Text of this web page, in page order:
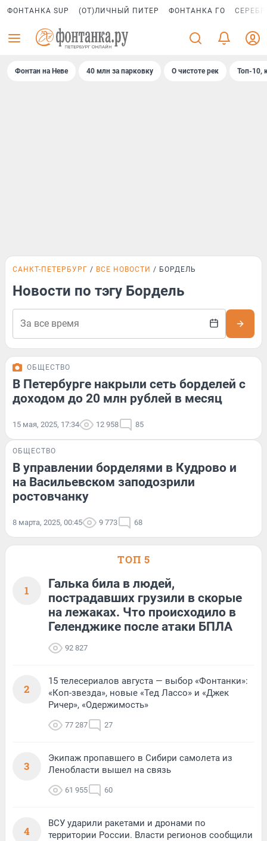
ФОНТАНКА SUP (ОТ)ЛИЧНЫЙ ПИТЕР ФОНТАНКА ГО
Фонтан на Неве 40 млн за парковку О чистоте рек Топ-10,
САНКТ-ПЕТЕРБУРГ ВСЕ НОВОСТИ БОРДЕЛЬ
Новости по тэгу Бордель
ОБЩЕСТВО
В Петербурге накрыли сеть борделей с
доходом до 20 млн рублей в месяц
15 мая, 2025, 17:34 12 958 85
ОБЩЕСТВО
В управлении борделями в Кудрово и
на Васильевском заподозрили
ростовчанку
8 марта, 2025, 00:45 9 773 68
ТОП 5
1
Галька била в людей,
пострадавших грузили в скорые
на лежаках. Что происходило в
Геленджике после атаки БПЛА
92 827
2
15 телесериалов августа — выбор «Фонтанки»:
«Коп-звезда», новые «Тед Лассо» и «Джек
Ричер», «Одержимость»
77 287 27
3
Экипаж пропавшего в Сибири самолета из
Ленобласти вышел на связь
61 955 60
4
ВСУ ударили ракетами и дронами по
территории России. Власти регионов сообщили